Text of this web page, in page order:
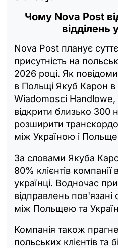
Чому Nova Post
відділень
Nova Post планує
присутність на
2026 році. Як
в Польщі Якуб Карон в
Wiadomosci
відкрити близько 300
розширити
між Україною і
За словами Якуба
80% клієнтів
українці. Водночас
відправлень
між Польщею та
Компанія також
польських клієнтів та